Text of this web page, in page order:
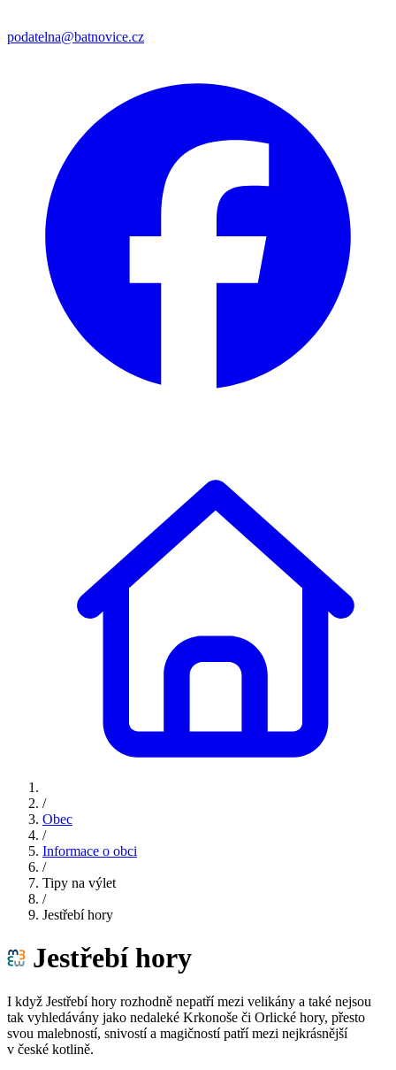
podatelna@batnovice.cz
/
Obec
/
Informace o obci
/
Tipy na výlet
/
Jestřebí hory
Jestřebí hory
I když Jestřebí hory rozhodně nepatří mezi velikány a také nejsou
tak vyhledávány jako nedaleké Krkonoše či Orlické hory, přesto
svou malebností, snivostí a magičností patří mezi nejkrásnější
v české kotlině.